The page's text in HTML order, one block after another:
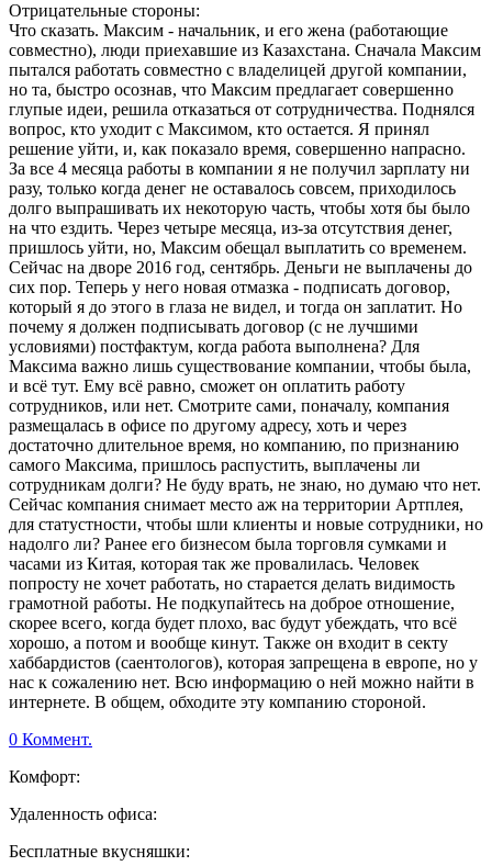
Отрицательные стороны:
Что сказать. Максим - начальник, и его жена (работающие
совместно), люди приехавшие из Казахстана. Сначала Максим
пытался работать совместно с владелицей другой компании,
но та, быстро осознав, что Максим предлагает совершенно
глупые идеи, решила отказаться от сотрудничества. Поднялся
вопрос, кто уходит с Максимом, кто остается. Я принял
решение уйти, и, как показало время, совершенно напрасно.
За все 4 месяца работы в компании я не получил зарплату ни
разу, только когда денег не оставалось совсем, приходилось
долго выпрашивать их некоторую часть, чтобы хотя бы было
на что ездить. Через четыре месяца, из-за отсутствия денег,
пришлось уйти, но, Максим обещал выплатить со временем.
Сейчас на дворе 2016 год, сентябрь. Деньги не выплачены до
сих пор. Теперь у него новая отмазка - подписать договор,
который я до этого в глаза не видел, и тогда он заплатит. Но
почему я должен подписывать договор (с не лучшими
условиями) постфактум, когда работа выполнена? Для
Максима важно лишь существование компании, чтобы была,
и всё тут. Ему всё равно, сможет он оплатить работу
сотрудников, или нет. Смотрите сами, поначалу, компания
размещалась в офисе по другому адресу, хоть и через
достаточно длительное время, но компанию, по признанию
самого Максима, пришлось распустить, выплачены ли
сотрудникам долги? Не буду врать, не знаю, но думаю что нет.
Сейчас компания снимает место аж на территории Артплея,
для статустности, чтобы шли клиенты и новые сотрудники, но
надолго ли? Ранее его бизнесом была торговля сумками и
часами из Китая, которая так же провалилась. Человек
попросту не хочет работать, но старается делать видимость
грамотной работы. Не подкупайтесь на доброе отношение,
скорее всего, когда будет плохо, вас будут убеждать, что всё
хорошо, а потом и вообще кинут. Также он входит в секту
хаббардистов (саентологов), которая запрещена в европе, но у
нас к сожалению нет. Всю информацию о ней можно найти в
интернете. В общем, обходите эту компанию стороной.
0 Коммент.
Комфорт:
Удаленность офиса:
Бесплатные вкусняшки: